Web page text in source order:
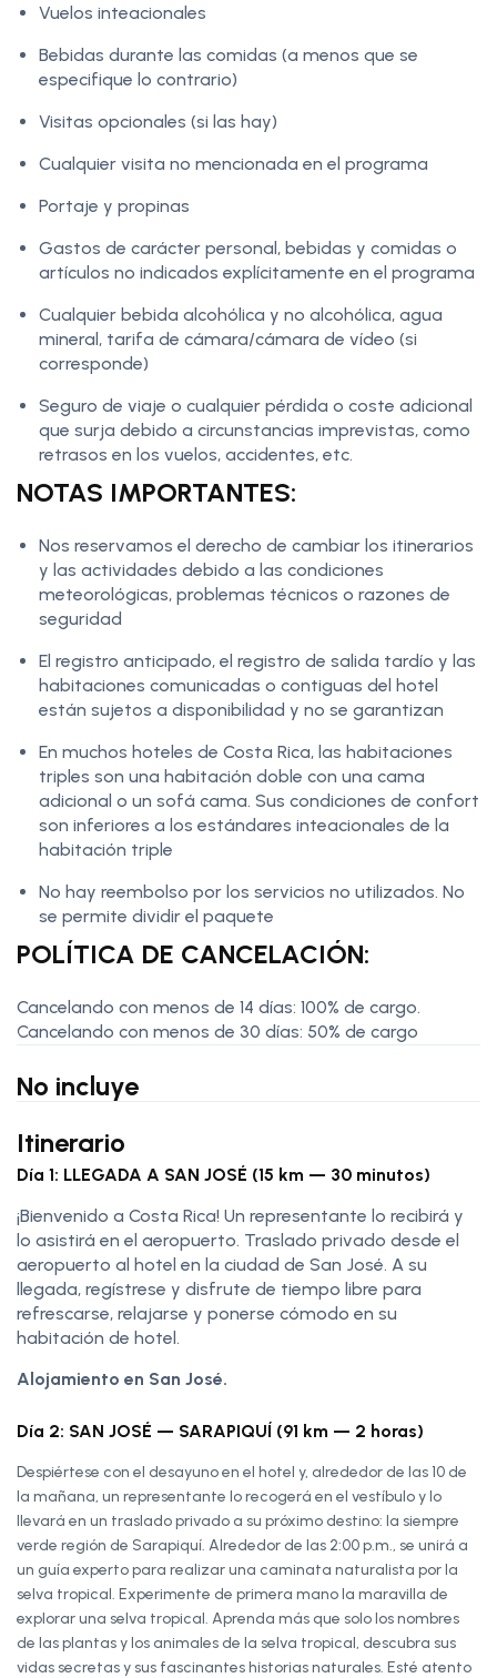
Vuelos inteacionales
Bebidas durante las comidas (a menos que se
especifique lo contrario)
Visitas opcionales (si las hay)
Cualquier visita no mencionada en el programa
Portaje y propinas
Gastos de carácter personal, bebidas y comidas o
artículos no indicados explícitamente en el programa
Cualquier bebida alcohólica y no alcohólica, agua
mineral, tarifa de cámara/cámara de vídeo (si
corresponde)
Seguro de viaje o cualquier pérdida o coste adicional
que surja debido a circunstancias imprevistas, como
retrasos en los vuelos, accidentes, etc.
NOTAS IMPORTANTES:
Nos reservamos el derecho de cambiar los itinerarios
y las actividades debido a las condiciones
meteorológicas, problemas técnicos o razones de
seguridad
El registro anticipado, el registro de salida tardío y las
habitaciones comunicadas o contiguas del hotel
están sujetos a disponibilidad y no se garantizan
En muchos hoteles de Costa Rica, las habitaciones
triples son una habitación doble con una cama
adicional o un sofá cama. Sus condiciones de confort
son inferiores a los estándares inteacionales de la
habitación triple
No hay reembolso por los servicios no utilizados. No
se permite dividir el paquete
POLÍTICA DE CANCELACIÓN:
Cancelando con menos de 14 días: 100% de cargo.
Cancelando con menos de 30 días: 50% de cargo
No incluye
Itinerario
Día 1: LLEGADA A SAN JOSÉ (15 km — 30 minutos)
¡Bienvenido a Costa Rica! Un representante lo recibirá y
lo asistirá en el aeropuerto. Traslado privado desde el
aeropuerto al hotel en la ciudad de San José. A su
llegada, regístrese y disfrute de tiempo libre para
refrescarse, relajarse y ponerse cómodo en su
habitación de hotel.
Alojamiento en San José.
Día 2: SAN JOSÉ — SARAPIQUÍ (91 km — 2 horas)
Despiértese con el desayuno en el hotel y, alrededor de las 10 de
la mañana, un representante lo recogerá en el vestíbulo y lo
llevará en un traslado privado a su próximo destino: la siempre
verde región de Sarapiquí. Alrededor de las 2:00 p.m., se unirá a
un guía experto para realizar una caminata naturalista por la
selva tropical. Experimente de primera mano la maravilla de
explorar una selva tropical. Aprenda más que solo los nombres
de las plantas y los animales de la selva tropical, descubra sus
vidas secretas y sus fascinantes historias naturales. Esté atento